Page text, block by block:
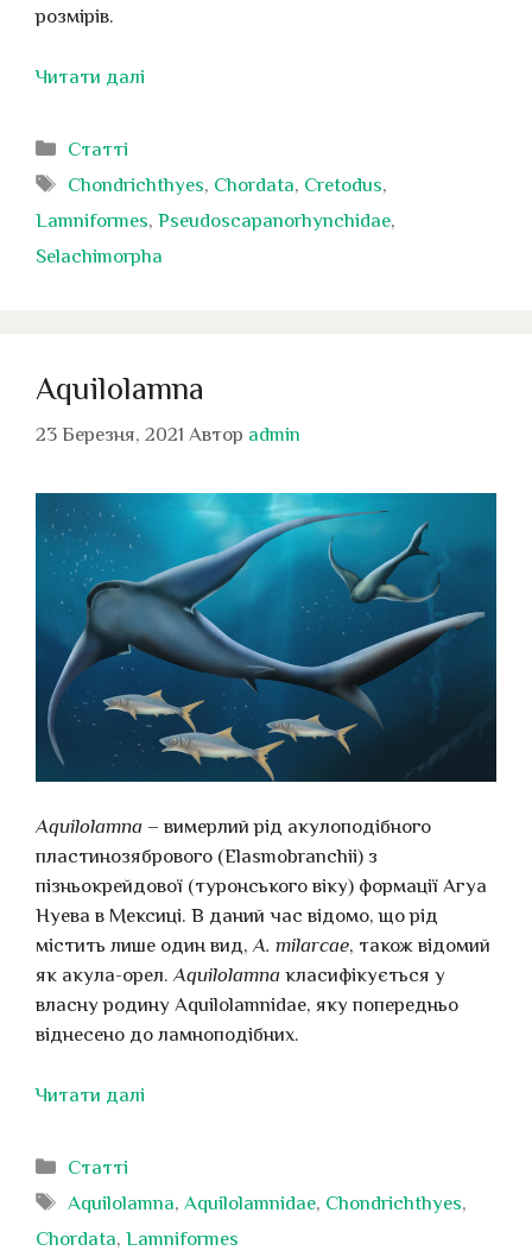
розмірів.
Читати далі
Категорії
Статті
Позначки
Chondrichthyes, Chordata, Cretodus,
Lamniformes, Pseudoscapanorhynchidae,
Selachimorpha
Aquilolamna
23 Березня, 2021 Автор admin
Aquilolamna – вимерлий рід акулоподібного
пластинозябрового (Elasmobranchii) з
пізньокрейдової (туронського віку) формації Агуа
Нуева в Мексиці. В даний час відомо, що рід
містить лише один вид,A. milarcae, також відомий
як акула-орел.Aquilolamna класифікується у
власну родину Aquilolamnidae, яку попередньо
віднесено до ламноподібних.
Читати далі
Категорії
Статті
Позначки
Aquilolamna, Aquilolamnidae, Chondrichthyes,
Chordata, Lamniformes